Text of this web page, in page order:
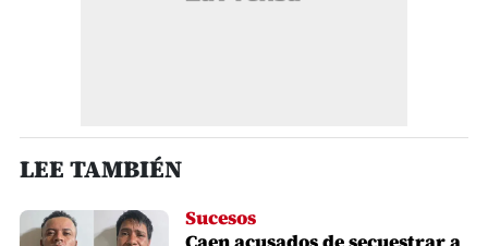
LEE TAMBIÉN
Sucesos